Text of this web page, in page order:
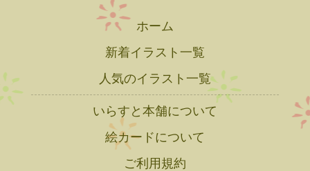
ホーム
新着イラスト一覧
人気のイラスト一覧
いらすと本舗について
絵カードについて
ご利用規約